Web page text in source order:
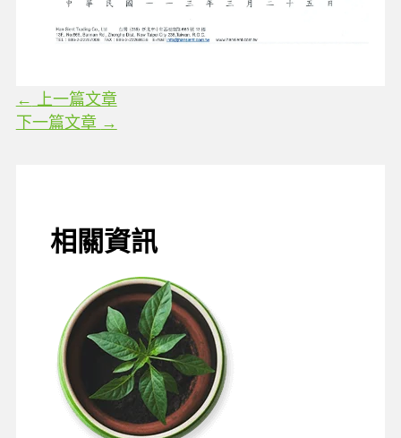
← 上一篇文章
下一篇文章 →
相關資訊